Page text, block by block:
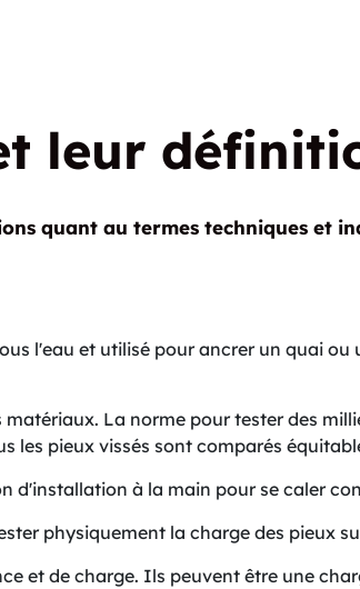
leur
quant au termes techniques et
l'eau et utilisé pour ancrer un quai
matériaux. La norme pour tester des
les pieux vissés sont comparés
d'installation à la main pour se caler
physiquement la charge des pieux
et de charge. Ils peuvent être une